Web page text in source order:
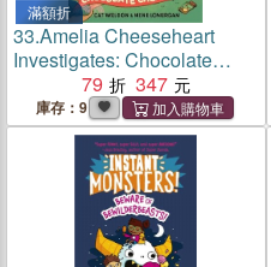
滿額折
33.Amelia Cheeseheart
Investigates: Chocolate
79 347
庫存：9